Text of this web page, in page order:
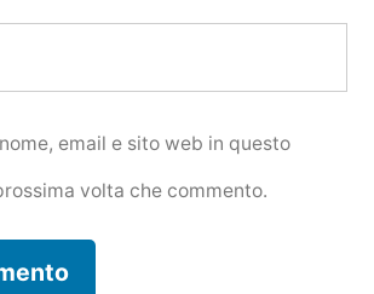
email e sito web in questo
volta che commento.